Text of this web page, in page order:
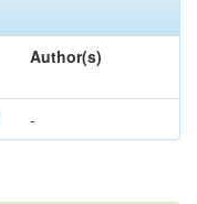
Author(s)
-